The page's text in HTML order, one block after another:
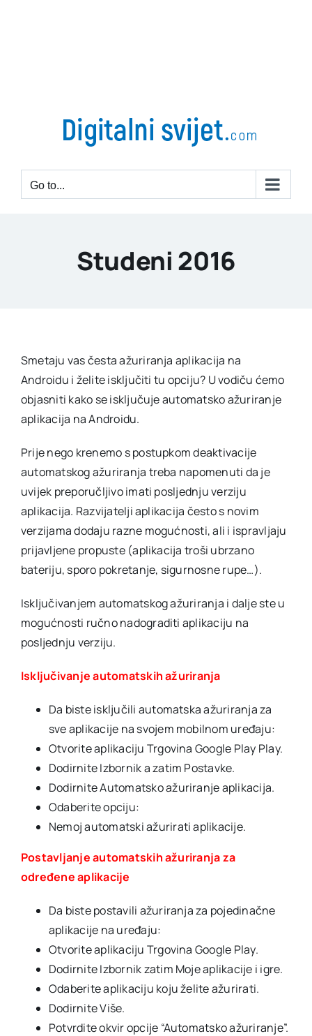
Go to...
Studeni 2016
Smetaju vas česta ažuriranja aplikacija na
Androidu i želite isključiti tu opciju? U vodiču ćemo
objasniti kako se isključuje automatsko ažuriranje
aplikacija na Androidu.
Prije nego krenemo s postupkom deaktivacije
automatskog ažuriranja treba napomenuti da je
uvijek preporučljivo imati posljednju verziju
aplikacija. Razvijatelji aplikacija često s novim
verzijama dodaju razne mogućnosti, ali i ispravljaju
prijavljene propuste (aplikacija troši ubrzano
bateriju, sporo pokretanje, sigurnosne rupe…).
Isključivanjem automatskog ažuriranja i dalje ste u
mogućnosti ručno nadograditi aplikaciju na
posljednju verziju.
Isključivanje automatskih ažuriranja
Da biste isključili automatska ažuriranja za
sve aplikacije na svojem mobilnom uređaju:
Otvorite aplikaciju Trgovina Google Play Play.
Dodirnite Izbornik a zatim Postavke.
Dodirnite Automatsko ažuriranje aplikacija.
Odaberite opciju:
Nemoj automatski ažurirati aplikacije.
Postavljanje automatskih ažuriranja za
određene aplikacije
Da biste postavili ažuriranja za pojedinačne
aplikacije na uređaju:
Otvorite aplikaciju Trgovina Google Play.
Dodirnite Izbornik zatim Moje aplikacije i igre.
Odaberite aplikaciju koju želite ažurirati.
Dodirnite Više.
Potvrdite okvir opcije “Automatsko ažuriranje”.